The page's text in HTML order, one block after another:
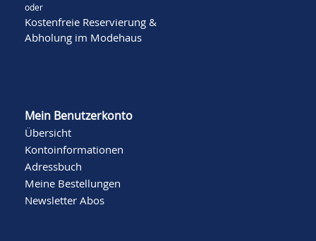
oder
Kostenfreie Reservierung &
Abholung im Modehaus
Mein Benutzerkonto
Übersicht
Kontoinformationen
Adressbuch
Meine Bestellungen
Newsletter Abos